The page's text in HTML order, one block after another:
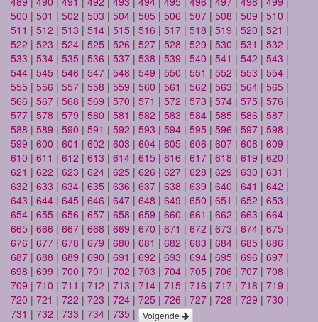
500 | 501 | 502 | 503 | 504 | 505 | 506 | 507 | 508 | 509 | 510 |
511 | 512 | 513 | 514 | 515 | 516 | 517 | 518 | 519 | 520 | 521 |
522 | 523 | 524 | 525 | 526 | 527 | 528 | 529 | 530 | 531 | 532 |
533 | 534 | 535 | 536 | 537 | 538 | 539 | 540 | 541 | 542 | 543 |
544 | 545 | 546 | 547 | 548 | 549 | 550 | 551 | 552 | 553 | 554 |
555 | 556 | 557 | 558 | 559 | 560 | 561 | 562 | 563 | 564 | 565 |
566 | 567 | 568 | 569 | 570 | 571 | 572 | 573 | 574 | 575 | 576 |
577 | 578 | 579 | 580 | 581 | 582 | 583 | 584 | 585 | 586 | 587 |
588 | 589 | 590 | 591 | 592 | 593 | 594 | 595 | 596 | 597 | 598 |
599 | 600 | 601 | 602 | 603 | 604 | 605 | 606 | 607 | 608 | 609 |
610 | 611 | 612 | 613 | 614 | 615 | 616 | 617 | 618 | 619 | 620 |
621 | 622 | 623 | 624 | 625 | 626 | 627 | 628 | 629 | 630 | 631 |
632 | 633 | 634 | 635 | 636 | 637 | 638 | 639 | 640 | 641 | 642 |
643 | 644 | 645 | 646 | 647 | 648 | 649 | 650 | 651 | 652 | 653 |
654 | 655 | 656 | 657 | 658 | 659 | 660 | 661 | 662 | 663 | 664 |
665 | 666 | 667 | 668 | 669 | 670 | 671 | 672 | 673 | 674 | 675 |
676 | 677 | 678 | 679 | 680 | 681 | 682 | 683 | 684 | 685 | 686 |
687 | 688 | 689 | 690 | 691 | 692 | 693 | 694 | 695 | 696 | 697 |
698 | 699 | 700 | 701 | 702 | 703 | 704 | 705 | 706 | 707 | 708 |
709 | 710 | 711 | 712 | 713 | 714 | 715 | 716 | 717 | 718 | 719 |
720 | 721 | 722 | 723 | 724 | 725 | 726 | 727 | 728 | 729 | 730 |
731 | 732 | 733 | 734 | 735 | Volgende